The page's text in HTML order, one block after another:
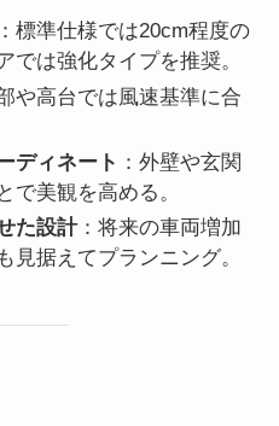
：標準仕様では20cm程度の
では強化タイプを推奨。
や高台では風速基準に合
ディネート ：外壁や玄関
で美観を高める。
た設計：将来の車両増加
見据えてプランニング。